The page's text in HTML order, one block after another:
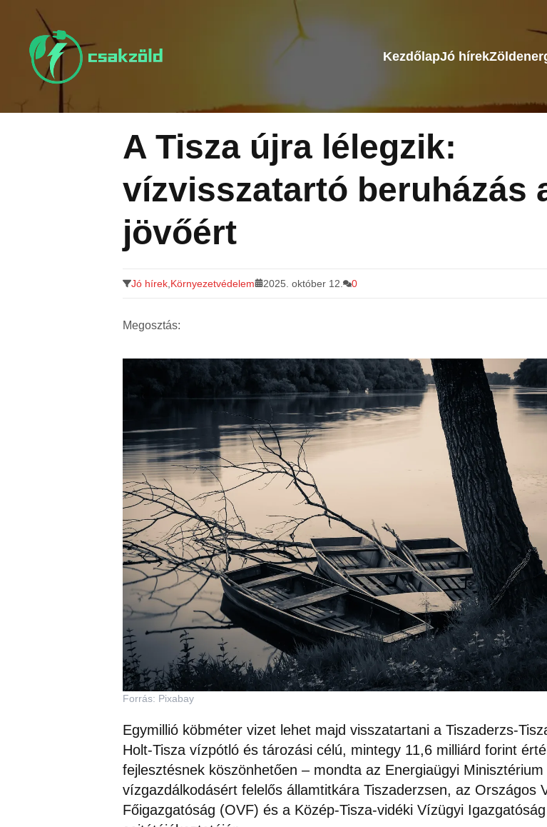
a
KezdőlapJó hírek
A Tisza újra lélegzik:
vízvisszatartó beruházás
jövőért
Jó hírek Környezetvédelem 2025. október 12. 0
Megosztás:
Forrás: Pixabay
Egymillió köbméter vizet lehet majd visszatartani a Tiszaderzs-
Holt-Tisza vízpótló és tározási célú, mintegy 11,6 milliárd forint
fejlesztésnek köszönhetően – mondta az Energiaügyi Minisztérium
vízgazdálkodásért felelős államtitkára Tiszaderzsen, az Országos
Főigazgatóság (OVF) és a Közép-Tisza-vidéki Vízügyi